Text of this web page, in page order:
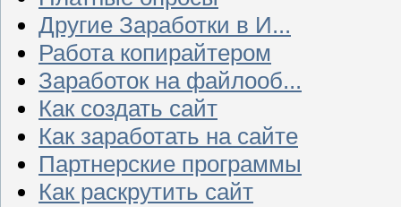
Другие Заработки в И...
Работа копирайтером
Заработок на файлооб...
Как создать сайт
Как заработать на сайте
Партнерские программы
Как раскрутить сайт